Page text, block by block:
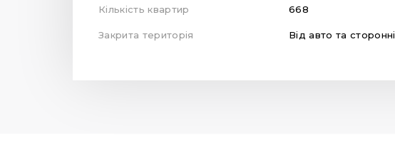
Кількість квартир 668
Закрита територія Від авто та